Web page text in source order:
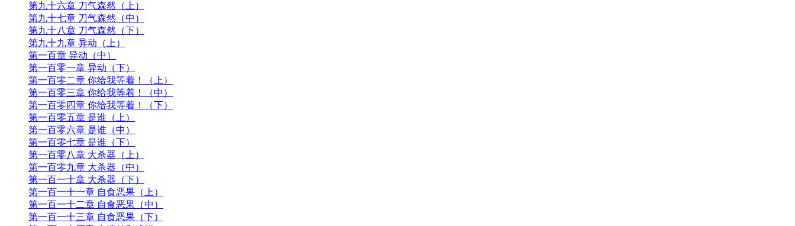
第九十六章 刀气森然（上）
第九十七章 刀气森然（中）
第九十八章 刀气森然（下）
第九十九章 异动（上）
第一百章 异动（中）
第一百零一章 异动（下）
第一百零二章 你给我等着！（上）
第一百零三章 你给我等着！（中）
第一百零四章 你给我等着！（下）
第一百零五章 是谁（上）
第一百零六章 是谁（中）
第一百零七章 是谁（下）
第一百零八章 大杀器（上）
第一百零九章 大杀器（中）
第一百一十章 大杀器（下）
第一百一十一章 自食恶果（上）
第一百一十二章 自食恶果（中）
第一百一十三章 自食恶果（下）